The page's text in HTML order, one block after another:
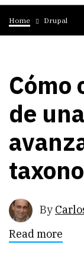
Home Drupal
Cómo
de
By
Read more